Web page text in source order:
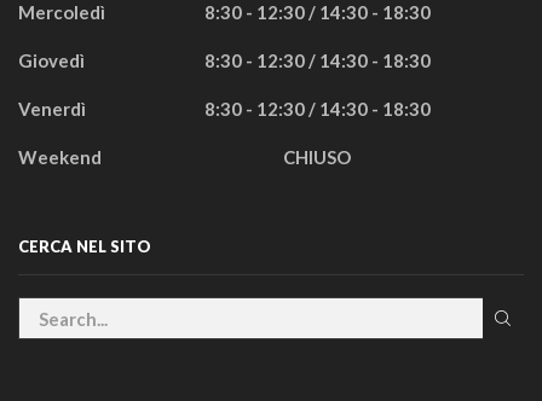
Mercoledì 8:30 - 12:30 / 14:30 - 18:30
Giovedì 8:30 - 12:30 / 14:30 - 18:30
Venerdì 8:30 - 12:30 / 14:30 - 18:30
Weekend CHIUSO
CERCA NEL SITO